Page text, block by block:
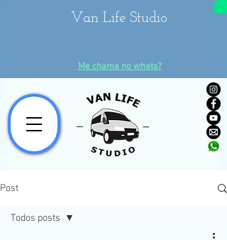
Van Life Studio
Me chama no whats?
Post
Todos posts